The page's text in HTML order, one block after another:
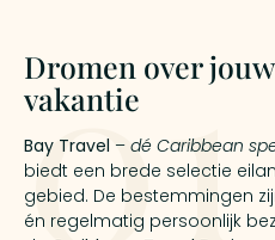
01
Dromen over
vakantie
Bay Travel – dé Caribbean
biedt een brede selectie
gebied. De bestemmingen
én regelmatig persoonlijk